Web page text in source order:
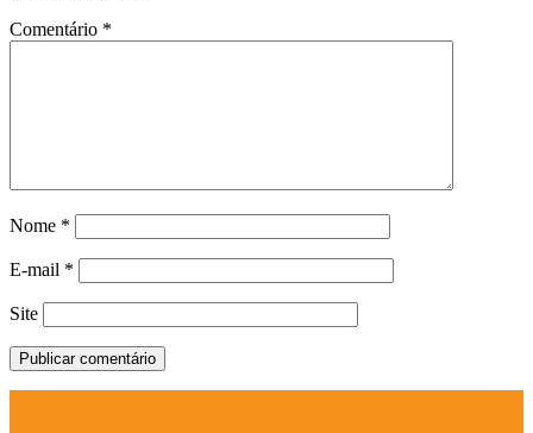
Comentário *
Nome *
E-mail *
Site